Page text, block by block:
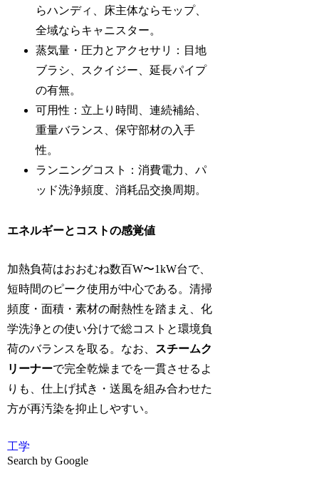
らハンディ、床主体ならモップ、
全域ならキャニスター。
蒸気量・圧力とアクセサリ：目地
ブラシ、スクイジー、延長パイプ
の有無。
可用性：立上り時間、連続補給、
重量バランス、保守部材の入手
性。
ランニングコスト：消費電力、パ
ッド洗浄頻度、消耗品交換周期。
エネルギーとコストの感覚値
加熱負荷はおおむね数百W〜1kW台で、
短時間のピーク使用が中心である。清掃
頻度・面積・素材の耐熱性を踏まえ、化
学洗浄との使い分けで総コストと環境負
荷のバランスを取る。なお、
スチームク
リーナーで完全乾燥までを一貫させるよ
りも、仕上げ拭き・送風を組み合わせた
方が再汚染を抑止しやすい。
工学
Search by Google